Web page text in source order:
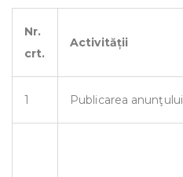
Nr.
crt.
Activității
1 Publicarea anunţului